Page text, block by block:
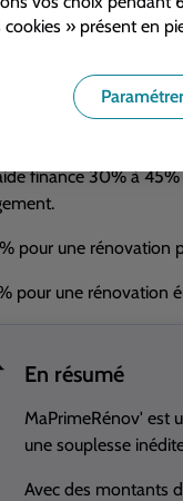
rénovations
Rénov’ est
finance 30% à
pour une rénovation
pour une rénovation
En résumé
MaPrimeRénov' est
une souplesse
Avec des montants
» présent en